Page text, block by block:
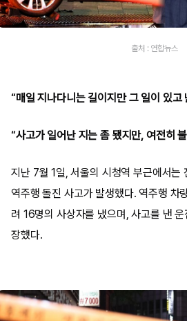
출처 : 연합뉴스
“매일 지나다니는 길이지만 그 일이 있고
“사고가 일어난 지는 좀 됐지만, 여전히
지난 7월 1일, 서울의 시청역 부근에서는
역주행 돌진 사고가 발생했다. 역주행 차
려 16명의 사상자를 냈으며, 사고를 낸 운
장했다.